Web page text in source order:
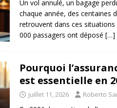
Un vol annulé, un bagage
chaque année, des centaines
retrouvent dans ces
000 passagers ont déposé […]
Pourquoi
est essentielle en
juillet 11, 2026 Roberto